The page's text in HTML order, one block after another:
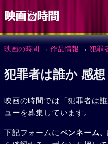
映画の時間 → 作品情報 → 犯罪
犯罪者は誰か 感
映画の時間では「犯罪者は
ューを募集しています。
下記フォームにペンネーム